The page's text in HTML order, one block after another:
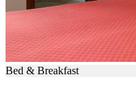
Bed & Breakfast